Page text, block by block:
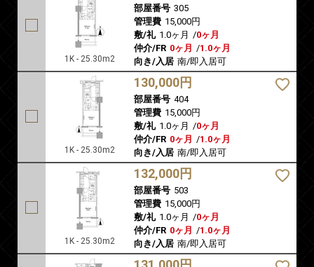
1K - 25.30m2
部屋番号 305
管理費 15,000円
敷/礼 1.0ヶ月 /0ヶ月
仲介/FR 0ヶ月 /1.0ヶ月
向き/入居 南/即入居可
1K - 25.30m2
130,000円
部屋番号 404
管理費 15,000円
敷/礼 1.0ヶ月 /0ヶ月
仲介/FR 0ヶ月 /1.0ヶ月
向き/入居 南/即入居可
1K - 25.30m2
132,000円
部屋番号 503
管理費 15,000円
敷/礼 1.0ヶ月 /0ヶ月
仲介/FR 0ヶ月 /1.0ヶ月
向き/入居 南/即入居可